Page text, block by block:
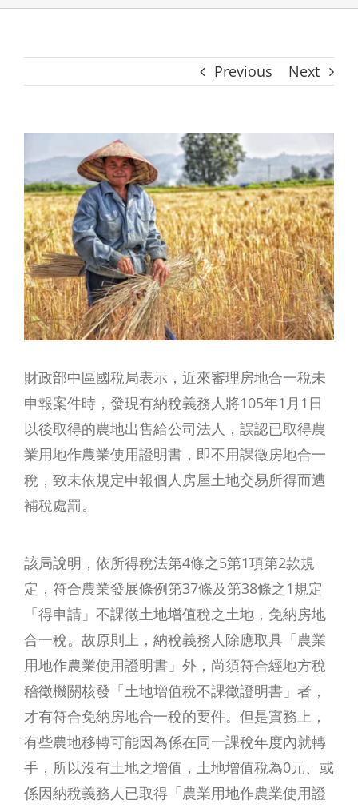
Previous Next
Image
財政部中區國稅局表示，近來審理房地合一稅未
申報案件時，發現有納稅義務人將105年1月1日
以後取得的農地出售給公司法人，誤認已取得農
業用地作農業使用證明書，即不用課徵房地合一
稅，致未依規定申報個人房屋土地交易所得而遭
補稅處罰。
該局說明，依所得稅法第4條之5第1項第2款規
定，符合農業發展條例第37條及第38條之1規定
「得申請」不課徵土地增值稅之土地，免納房地
合一稅。故原則上，納稅義務人除應取具「農業
用地作農業使用證明書」外，尚須符合經地方稅
稽徵機關核發「土地增值稅不課徵證明書」者，
才有符合免納房地合一稅的要件。但是實務上，
有些農地移轉可能因為係在同一課稅年度內就轉
手，所以沒有土地之增值，土地增值稅為0元、或
係因納稅義務人已取得「農業用地作農業使用證